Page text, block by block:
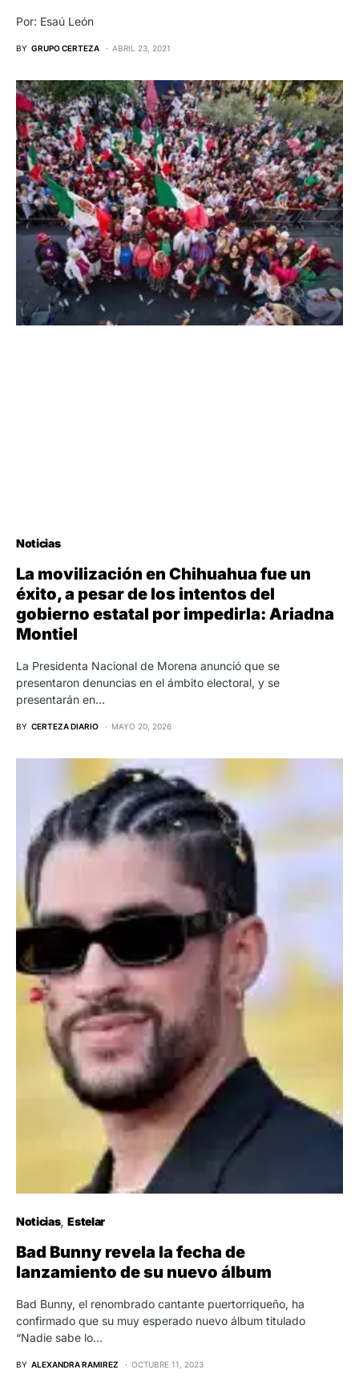
Por: Esaú León
BY GRUPO CERTEZA ABRIL 23, 2021
Noticias
La movilización en Chihuahua fue un
éxito, a pesar de los intentos del
gobierno estatal por impedirla: Ariadna
Montiel
La Presidenta Nacional de Morena anunció que se
presentaron denuncias en el ámbito electoral, y se
presentarán en…
BY CERTEZA DIARIO MAYO 20, 2026
Noticias Estelar
Bad Bunny revela la fecha de
lanzamiento de su nuevo álbum
Bad Bunny, el renombrado cantante puertorriqueño, ha
confirmado que su muy esperado nuevo álbum titulado
“Nadie sabe lo…
BY ALEXANDRA RAMIREZ OCTUBRE 11, 2023